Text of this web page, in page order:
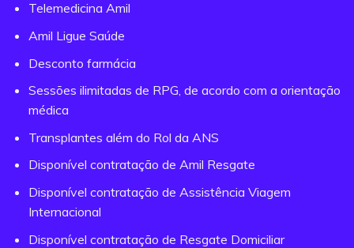
Telemedicina Amil
Amil Ligue Saúde
Desconto farmácia
Sessões ilimitadas de RPG, de acordo com a orientação
médica
Transplantes além do Rol da ANS
Disponível contratação de Amil Resgate
Disponível contratação de Assistência Viagem
Internacional
Disponível contratação de Resgate Domiciliar